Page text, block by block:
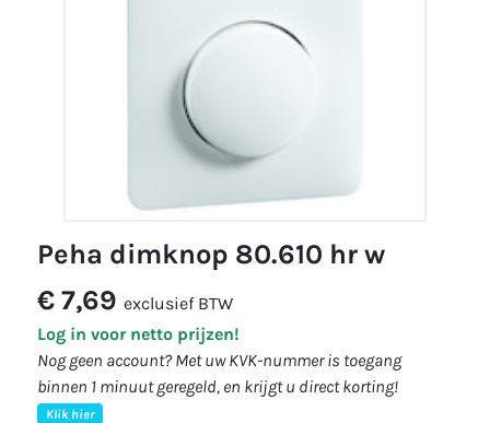
peha dimknop 80.610 hr w
€ 7,69 exclusief BTW
Log in voor netto prijzen!
Nog geen account? Met uw KVK-nummer is toegang
binnen 1 minuut geregeld, en krijgt u direct korting!
Klik hier